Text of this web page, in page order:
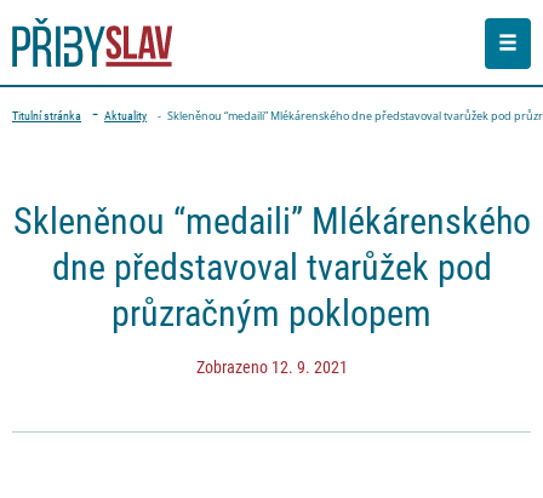
Drobečková navigace
Titulní stránka Aktuality Skleněnou “medaili” Mlékárenského dne představoval tvarůžek pod
Skleněnou “medaili” Mlékárenského
dne představoval tvarůžek pod
průzračným poklopem
Zobrazeno 12. 9. 2021